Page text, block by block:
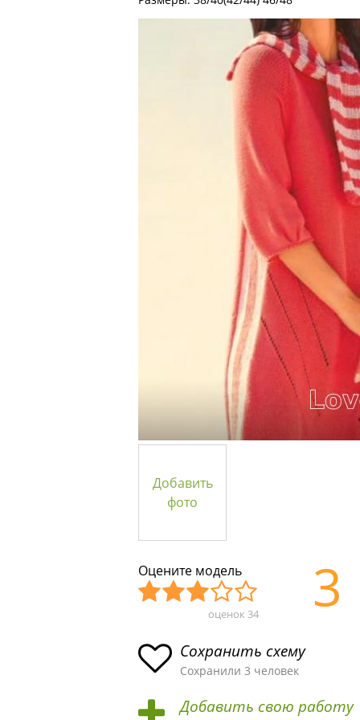
Добавить
фото
Оцените модель
асн
ая
ма
пло
хая
ма
ыч
ная
ма
Хор
ая
ма
Отл
ая
ма!
оценок 34 3
Сохранить схему
Сохранили 3 человек
Добавить свою работу